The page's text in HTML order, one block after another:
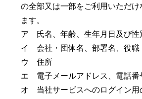
の全部又は一部をご利用いただけ
ます。
ア 氏名、年齢、生年月日及び性
イ 会社・団体名、部署名、役職
ウ 住所
エ 電子メールアドレス、電話番
オ 当社サービスへのログイン用